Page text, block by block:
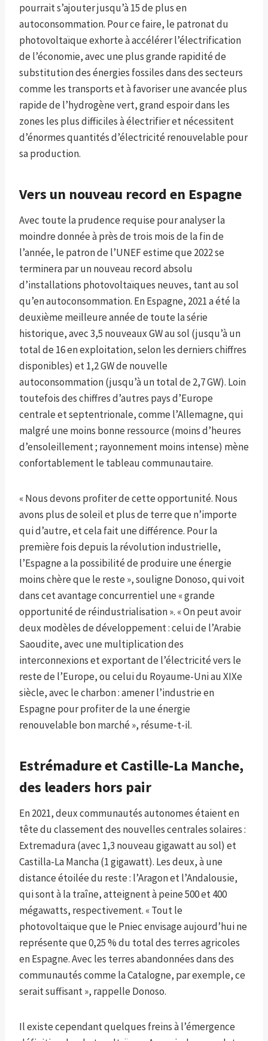
pourrait s’ajouter jusqu’à 15 de plus en
autoconsommation. Pour ce faire, le patronat du
photovoltaïque exhorte à accélérer l’électrification
de l’économie, avec une plus grande rapidité de
substitution des énergies fossiles dans des secteurs
comme les transports et à favoriser une avancée plus
rapide de l’hydrogène vert, grand espoir dans les
zones les plus difficiles à électrifier et nécessitent
d’énormes quantités d’électricité renouvelable pour
sa production.
Vers un nouveau record en Espagne
Avec toute la prudence requise pour analyser la
moindre donnée à près de trois mois de la fin de
l’année, le patron de l’UNEF estime que 2022 se
terminera par un nouveau record absolu
d’installations photovoltaïques neuves, tant au sol
qu’en autoconsommation. En Espagne, 2021 a été la
deuxième meilleure année de toute la série
historique, avec 3,5 nouveaux GW au sol (jusqu’à un
total de 16 en exploitation, selon les derniers chiffres
disponibles) et 1,2 GW de nouvelle
autoconsommation (jusqu’à un total de 2,7 GW). Loin
toutefois des chiffres d’autres pays d’Europe
centrale et septentrionale, comme l’Allemagne, qui
malgré une moins bonne ressource (moins d’heures
d’ensoleillement ; rayonnement moins intense) mène
confortablement le tableau communautaire.
« Nous devons profiter de cette opportunité. Nous
avons plus de soleil et plus de terre que n’importe
qui d’autre, et cela fait une différence. Pour la
première fois depuis la révolution industrielle,
l’Espagne a la possibilité de produire une énergie
moins chère que le reste », souligne Donoso, qui voit
dans cet avantage concurrentiel une « grande
opportunité de réindustrialisation ». « On peut avoir
deux modèles de développement : celui de l’Arabie
Saoudite, avec une multiplication des
interconnexions et exportant de l’électricité vers le
reste de l’Europe, ou celui du Royaume-Uni au XIXe
siècle, avec le charbon : amener l’industrie en
Espagne pour profiter de la une énergie
renouvelable bon marché », résume-t-il.
Estrémadure et Castille-La Manche,
des leaders hors pair
En 2021, deux communautés autonomes étaient en
tête du classement des nouvelles centrales solaires :
Extremadura (avec 1,3 nouveau gigawatt au sol) et
Castilla-La Mancha (1 gigawatt). Les deux, à une
distance étoilée du reste : l’Aragon et l’Andalousie,
qui sont à la traîne, atteignent à peine 500 et 400
mégawatts, respectivement. « Tout le
photovoltaïque que le Pniec envisage aujourd’hui ne
représente que 0,25 % du total des terres agricoles
en Espagne. Avec les terres abandonnées dans des
communautés comme la Catalogne, par exemple, ce
serait suffisant », rappelle Donoso.
Il existe cependant quelques freins à l’émergence